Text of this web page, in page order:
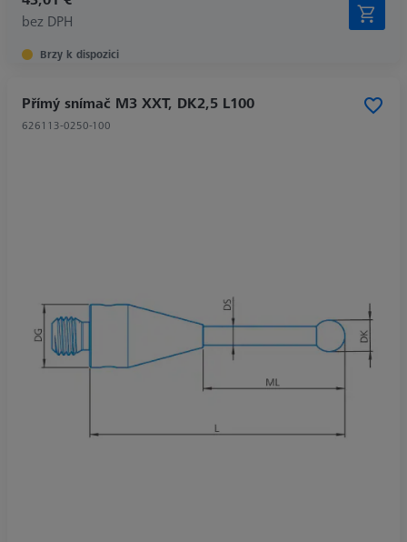
bez DPH
Brzy k dispozici
Přímý snímač M3 XXT, DK2,5 L100
626113-0250-100